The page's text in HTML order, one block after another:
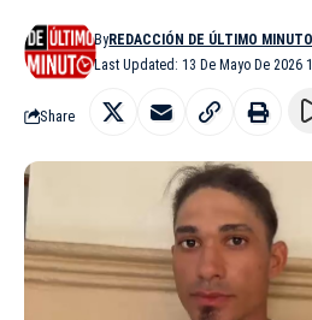
Last Updated: 13 De Mayo De 2026
ByREDACCIÓN DE ÚLTIMO MINUTO
Share